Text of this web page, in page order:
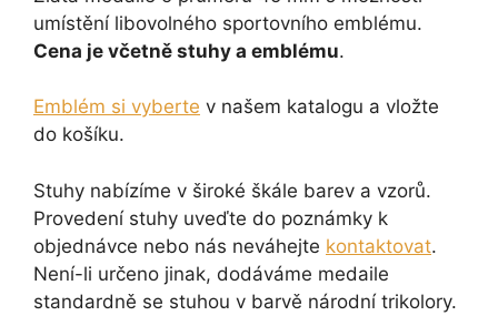
umístění libovolného sportovního emblému.
Cena je včetně stuhy a emblému.
Emblém si vyberte v našem katalogu a vložte
do košíku.
Stuhy nabízíme v široké škále barev a vzorů.
Provedení stuhy uveďte do poznámky k
objednávce nebo nás neváhejte kontaktovat.
Není-li určeno jinak, dodáváme medaile
standardně se stuhou v barvě národní trikolory.